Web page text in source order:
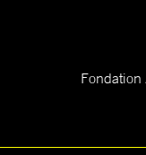
Fondation